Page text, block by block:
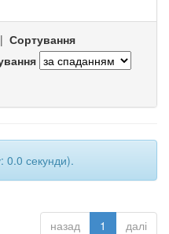
| Сортування
0.0 секунди).
назад 1 далі